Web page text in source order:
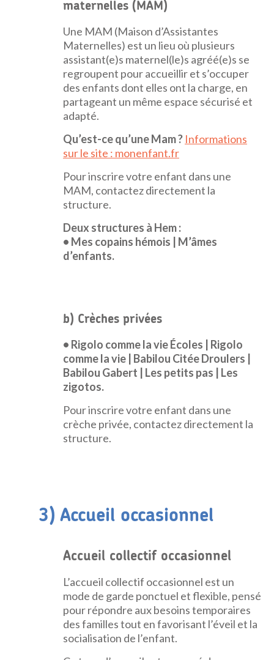
maternelles (MAM)
Une MAM (Maison d’Assistantes
Maternelles) est un lieu où plusieurs
assistant(e)s maternel(le)s agréé(e)s se
regroupent pour accueillir et s’occuper
des enfants dont elles ont la charge, en
partageant un même espace sécurisé et
adapté.
Qu’est-ce qu’une Mam ? Informations
sur le site : monenfant.fr
Pour inscrire votre enfant dans une
MAM, contactez directement la
structure.
Deux structures à Hem :
• Mes copains hémois | M’âmes
d’enfants.
b) Crèches privées
• Rigolo comme la vie Écoles | Rigolo
comme la vie | Babilou Citée Droulers |
Babilou Gabert | Les petits pas | Les
zigotos.
Pour inscrire votre enfant dans une
crèche privée, contactez directement la
structure.
3) Accueil occasionnel
Accueil collectif occasionnel
L’accueil collectif occasionnel est un
mode de garde ponctuel et flexible, pensé
pour répondre aux besoins temporaires
des familles tout en favorisant l’éveil et la
socialisation de l’enfant.